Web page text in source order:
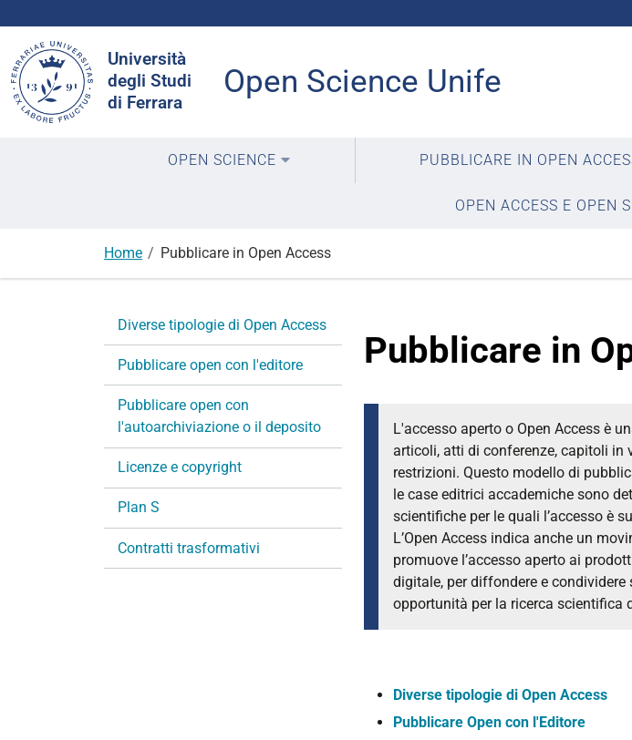
Università
degli Studi
di Ferrara
Open Science Unife
nel
sito
OPEN SCIENCE PUBBLICARE IN OPEN
OPEN ACCESS E OPEN
Home Pubblicare in Open Access
Pubblicare in
L'accesso aperto o Open Access è
articoli, atti di conferenze, capitoli in
restrizioni. Questo modello di
le case editrici accademiche sono
scientifiche per le quali l’accesso è
L’Open Access indica anche un
promuove l’accesso aperto ai
digitale, per diffondere e
opportunità per la ricerca scientifica
Diverse tipologie di Open Access
Pubblicare Open con l'Editore
i
z
o
e
Diverse tipologie di Open Access
Pubblicare open con l'editore
Pubblicare open con
l'autoarchiviazione o il deposito
Licenze e copyright
Plan S
Contratti trasformativi